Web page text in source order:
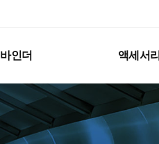
바인더 액세서리